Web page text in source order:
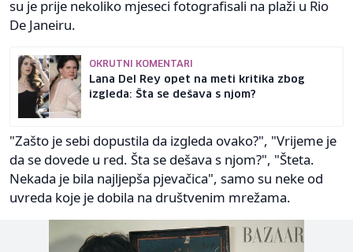
su je prije nekoliko mjeseci fotografisali na plaži u Rio
De Janeiru.
OKRUTNI KOMENTARI
Lana Del Rey opet na meti kritika zbog
izgleda: Šta se dešava s njom?
"Zašto je sebi dopustila da izgleda ovako?", "Vrijeme je
da se dovede u red. Šta se dešava s njom?", "Šteta.
Nekada je bila najljepša pjevačica", samo su neke od
uvreda koje je dobila na društvenim mrežama.